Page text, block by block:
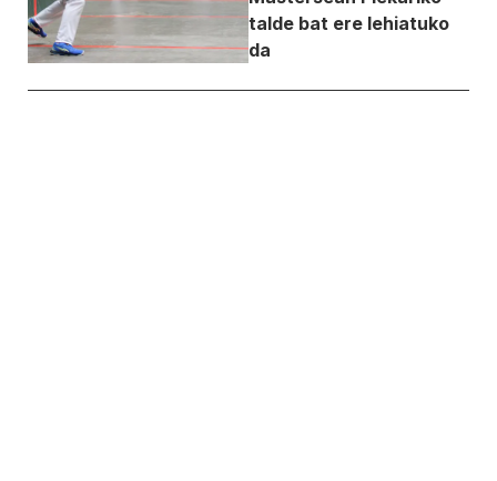
talde bat ere lehiatuko
da